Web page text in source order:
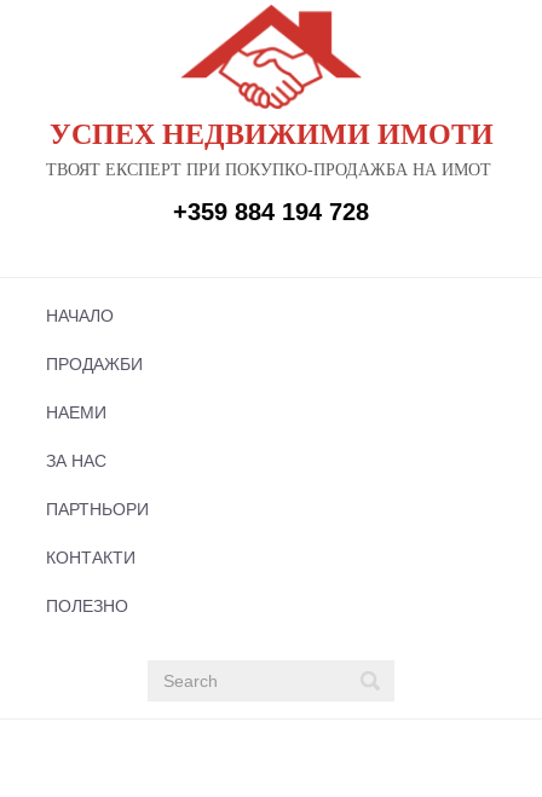
УСПЕХ НЕДВИЖИМИ ИМОТИ
ТВОЯТ ЕКСПЕРТ ПРИ ПОКУПКО-ПРОДАЖБА НА ИМОТ
+359 884 194 728
НАЧАЛО
ПРОДАЖБИ
НАЕМИ
ЗА НАС
ПАРТНЬОРИ
КОНТАКТИ
ПОЛЕЗНО